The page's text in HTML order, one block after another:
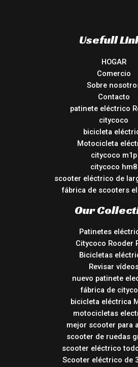
Usefull
HOGAR
Comercio
Sobre
Contacto
patinete eléctrico
citycoco
bicicleta
Motocicleta
citycoco m1p
citycoco hm8
scooter eléctrico de
fábrica de scooters
Our
Patinetes
Citycoco Rooder
Bicicletas
Revisar
nuevo patinete
fábrica de
bicicleta eléctrica
motocicletas
mejor scooter para
scooter de ruedas
scooter eléctrico
Scooter eléctrico de